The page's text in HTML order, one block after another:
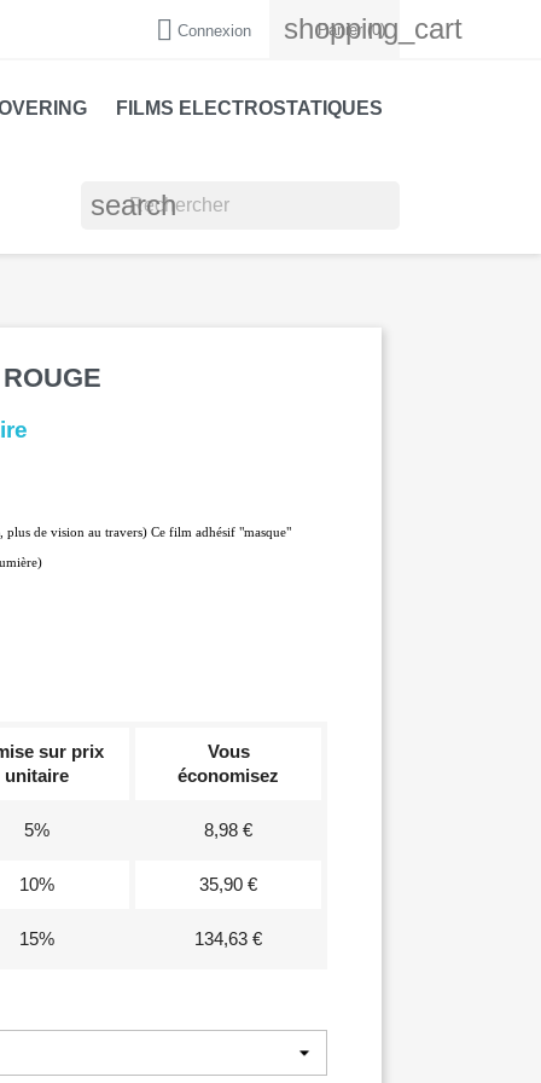
 Connexion shopping_cart
Panier (0)
FILMS ELECTROSTATIQUES
search
de vision au travers) Ce film adhésif "masque"
sur prix
unitaire
Vous
économisez
5% 8,98 €
10% 35,90 €
15% 134,63 €